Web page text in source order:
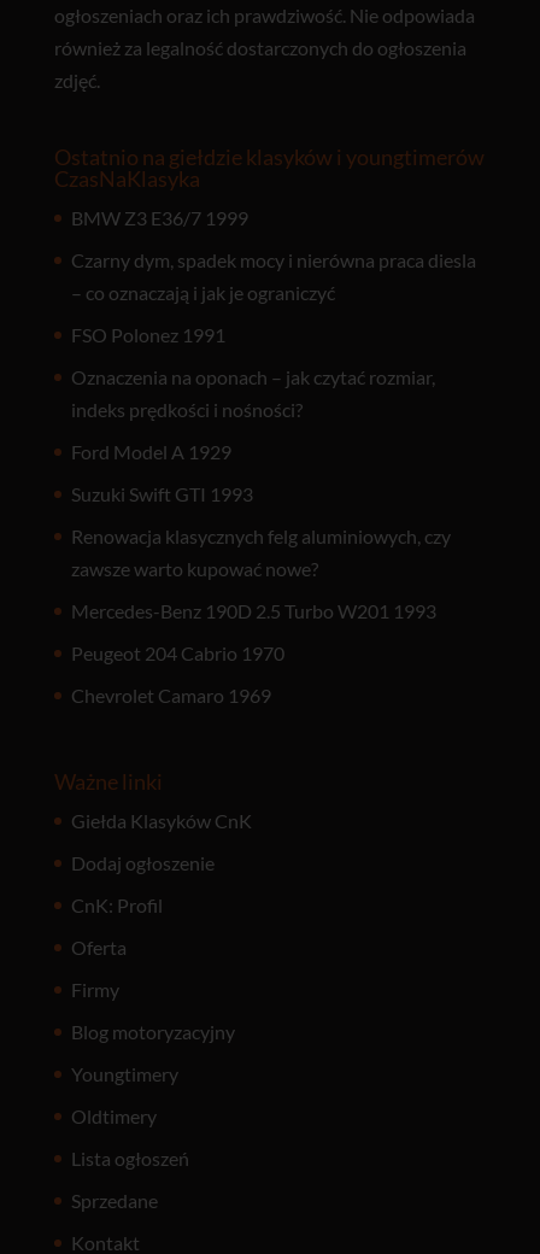
ogłoszeniach oraz ich prawdziwość. Nie odpowiada
również za legalność dostarczonych do ogłoszenia
zdjęć.
Ostatnio na giełdzie klasyków i youngtimerów
CzasNaKlasyka
BMW Z3 E36/7 1999
Czarny dym, spadek mocy i nierówna praca diesla
– co oznaczają i jak je ograniczyć
FSO Polonez 1991
Oznaczenia na oponach – jak czytać rozmiar,
indeks prędkości i nośności?
Ford Model A 1929
Suzuki Swift GTI 1993
Renowacja klasycznych felg aluminiowych, czy
zawsze warto kupować nowe?
Mercedes-Benz 190D 2.5 Turbo W201 1993
Peugeot 204 Cabrio 1970
Chevrolet Camaro 1969
Ważne linki
Giełda Klasyków CnK
Dodaj ogłoszenie
CnK: Profil
Oferta
Firmy
Blog motoryzacyjny
Youngtimery
Oldtimery
Lista ogłoszeń
Sprzedane
Kontakt